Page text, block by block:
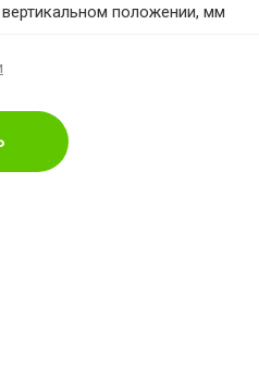
положении, мм